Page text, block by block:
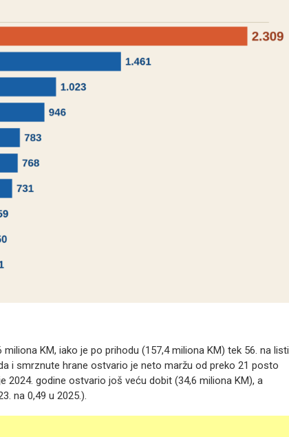
KM, iako je po prihodu (157,4 miliona KM) tek 56. na listi
i smrznute hrane ostvario je neto maržu od preko 21 posto
2024. godine ostvario još veću dobit (34,6 miliona KM), a
na 0,49 u 2025.).